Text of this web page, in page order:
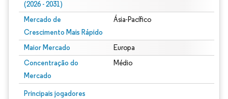
(2026 - 2031)
Mercado de
Crescimento Mais Rápido
Ásia-Pacífico
Maior Mercado Europa
Concentração do
Mercado
Médio
Principais jogadores
Imagem © Mordor Intelligence. O reuso requer atribuição conforme CC BY 4.0.